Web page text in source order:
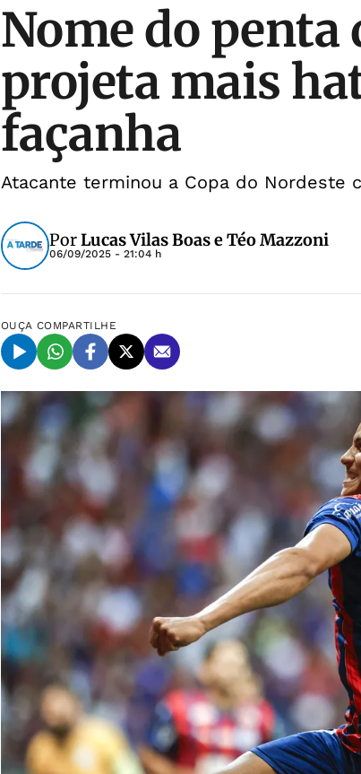
Nome do penta
projeta mais
façanha
Atacante terminou a Copa do Nordeste
PorLucas Vilas Boas e Téo Mazzoni
06/09/2025 - 21:04 h
OUÇA COMPARTILHE